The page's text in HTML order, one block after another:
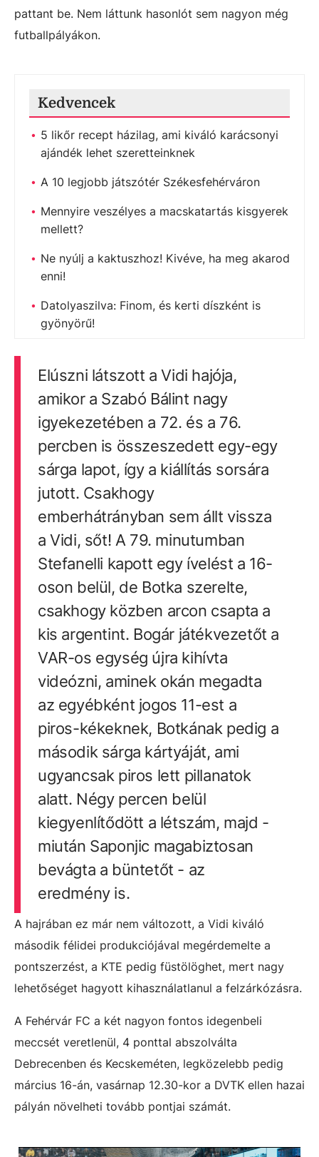
pattant be. Nem láttunk hasonlót sem nagyon még
futballpályákon.
Kedvencek
5 likőr recept házilag, ami kiváló karácsonyi
ajándék lehet szeretteinknek
A 10 legjobb játszótér Székesfehérváron
Mennyire veszélyes a macskatartás kisgyerek
mellett?
Ne nyúlj a kaktuszhoz! Kivéve, ha meg akarod
enni!
Datolyaszilva: Finom, és kerti díszként is
gyönyörű!
Elúszni látszott a Vidi hajója,
amikor a Szabó Bálint nagy
igyekezetében a 72. és a 76.
percben is összeszedett egy-egy
sárga lapot, így a kiállítás sorsára
jutott. Csakhogy
emberhátrányban sem állt vissza
a Vidi, sőt! A 79. minutumban
Stefanelli kapott egy ívelést a 16-
oson belül, de Botka szerelte,
csakhogy közben arcon csapta a
kis argentint. Bogár játékvezetőt a
VAR-os egység újra kihívta
videózni, aminek okán megadta
az egyébként jogos 11-est a
piros-kékeknek, Botkának pedig a
második sárga kártyáját, ami
ugyancsak piros lett pillanatok
alatt. Négy percen belül
kiegyenlítődött a létszám, majd -
miután Saponjic magabiztosan
bevágta a büntetőt - az
eredmény is.
A hajrában ez már nem változott, a Vidi kiváló
második félidei produkciójával megérdemelte a
pontszerzést, a KTE pedig füstölöghet, mert nagy
lehetőséget hagyott kihasználatlanul a felzárkózásra.
A Fehérvár FC a két nagyon fontos idegenbeli
meccsét veretlenül, 4 ponttal abszolválta
Debrecenben és Kecskeméten, legközelebb pedig
március 16-án, vasárnap 12.30-kor a DVTK ellen hazai
pályán növelheti tovább pontjai számát.